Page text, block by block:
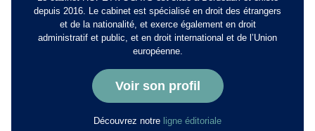
depuis 2016. Le cabinet est spécialisé en droit des étrangers
et de la nationalité, et exerce également en droit
administratif et public, et en droit international et de l’Union
européenne.
Voir son profil
Découvrez notre ligne éditoriale